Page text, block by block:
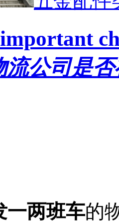
流公司是
一两班车的